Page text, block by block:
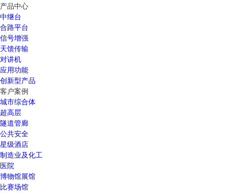
产品中心
中继台
合路平台
信号增强
天馈传输
对讲机
应用功能
创新型产品
客户案例
城市综合体
超高层
隧道管廊
公共安全
星级酒店
制造业及化工
医院
博物馆展馆
比赛场馆